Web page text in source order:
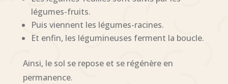
légumes-fruits.
Puis viennent les légumes-racines.
Et enfin, les légumineuses ferment la boucle.
Ainsi, le sol se repose et se régénère en
permanence.